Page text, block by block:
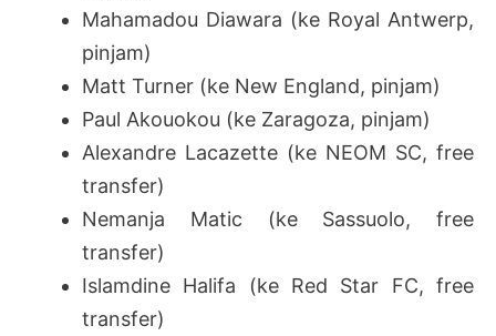
Mahamadou Diawara (ke Royal Antwerp,
pinjam)
Matt Turner (ke New England, pinjam)
Paul Akouokou (ke Zaragoza, pinjam)
Alexandre Lacazette (ke NEOM SC, free
transfer)
Nemanja Matic (ke Sassuolo, free
transfer)
Islamdine Halifa (ke Red Star FC, free
transfer)